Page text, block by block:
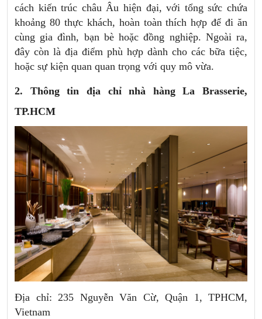
cách kiến trúc châu Âu hiện đại, với tổng sức chứa
khoảng 80 thực khách, hoàn toàn thích hợp để đi ăn
cùng gia đình, bạn bè hoặc đồng nghiệp. Ngoài ra,
đây còn là địa điểm phù hợp dành cho các bữa tiệc,
hoặc sự kiện quan quan trọng với quy mô vừa.
2. Thông tin địa chỉ nhà hàng La Brasserie,
TP.HCM
Địa chỉ: 235 Nguyễn Văn Cừ, Quận 1, TPHCM,
Vietnam